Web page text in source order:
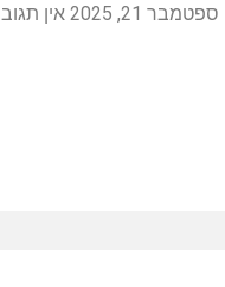
ספטמבר 21, 2025
אין